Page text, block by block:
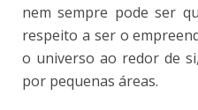
nem sempre pode ser
respeito a ser o
o universo ao redor de
por pequenas áreas.